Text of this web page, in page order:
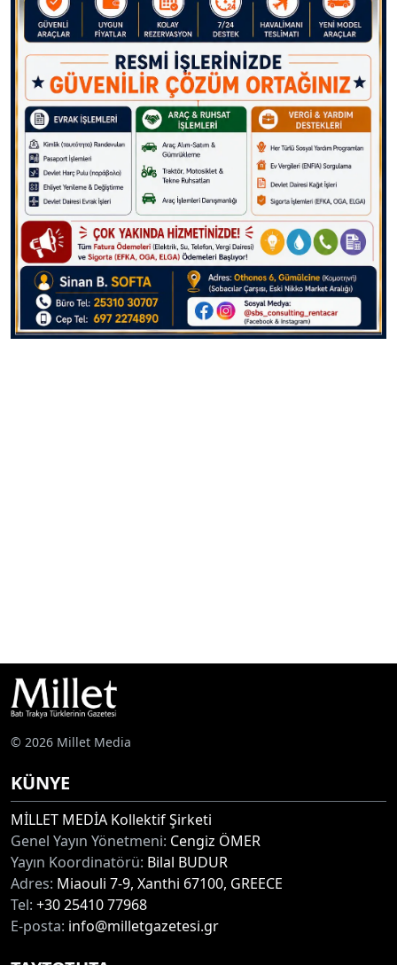
© 2026 Millet Media
KÜNYE
MİLLET MEDİA Kollektif Şirketi
Genel Yayın Yönetmeni: Cengiz ÖMER
Yayın Koordinatörü: Bilal BUDUR
Adres: Miaouli 7-9, Xanthi 67100, GREECE
Tel: +30 25410 77968
E-posta: info@milletgazetesi.gr